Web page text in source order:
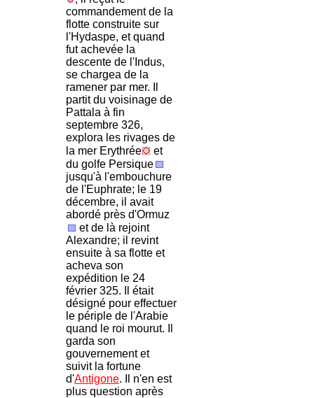
commandement de la
flotte construite sur
l'Hydaspe, et quand
fut achevée la
descente de l'Indus,
se chargea de la
ramener par mer. Il
partit du voisinage de
Pattala à fin
septembre 326,
explora les rivages de
la mer Erythrée
et
du golfe Persique
jusqu'à l'embouchure
de l'Euphrate; le 19
décembre, il avait
abordé près d'Ormuz
et de là rejoint
Alexandre; il revint
ensuite à sa flotte et
acheva son
expédition le 24
février 325. Il était
désigné pour effectuer
le périple de l'Arabie
quand le roi mourut. Il
garda son
gouvernement et
suivit la fortune
d'Antigone. Il n'en est
plus question après